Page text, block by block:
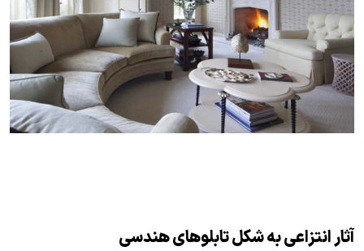
آثار انتزاعی به شکل تابلوهای هندسی